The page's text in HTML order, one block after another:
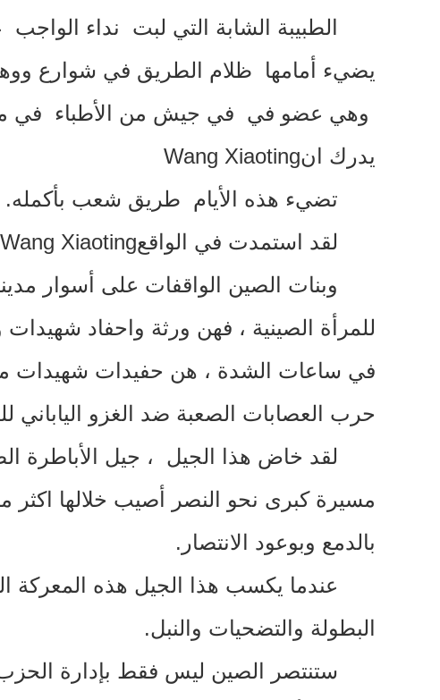
الطبيبة الشابة التي لبت نداء
يضيء أمامها ظلام الطريق في شوارع
وهي عضو في في جيش من الأطباء في
يدرك انWang Xiaoting
تضيء هذه الأيام طريق شعب بأكمله.
لقد استمدت في الواقعWang Xiaoting
وبنات الصين الواقفات على أسوار
للمرأة الصينية ، فهن ورثة واحفاد
في ساعات الشدة ، هن حفيدات شهيدات
حرب العصابات الصعبة ضد الغزو الياباني
لقد خاض هذا الجيل ، جيل الأباطرة
مسيرة كبرى نحو النصر أصيب خلالها اكثر من ١٧٠٠ طبيبا وطبيبة وممرضة معظمهم في مطلع
بالدمع وبوعود الانتصار .
عندما يكسب هذا الجيل هذه المعركة
البطولة والتضحيات والنبل.
ستنتصر الصين ليس فقط بإدارة